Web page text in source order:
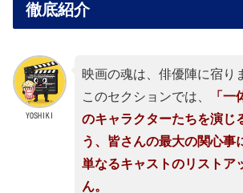
徹底紹介
YOSHIKI
映画の魂は、俳優陣に宿り
このセクションでは、
「一
のキャラクターたちを演じ
う、皆さんの最大の関心事
単なるキャストのリストア
ん。